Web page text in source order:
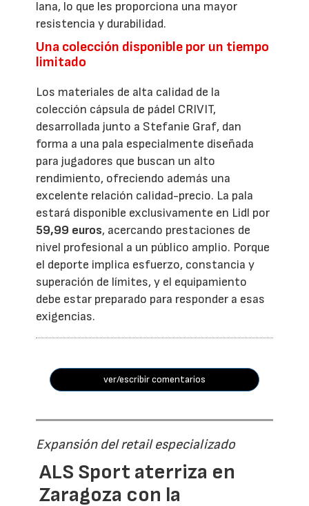
lana, lo que les proporciona una mayor
resistencia y durabilidad.
Una colección disponible por un tiempo
limitado
Los materiales de alta calidad de la
colección cápsula de pádel CRIVIT,
desarrollada junto a Stefanie Graf, dan
forma a una pala especialmente diseñada
para jugadores que buscan un alto
rendimiento, ofreciendo además una
excelente relación calidad-precio. La pala
estará disponible exclusivamente en Lidl por
59,99 euros, acercando prestaciones de
nivel profesional a un público amplio. Porque
el deporte implica esfuerzo, constancia y
superación de límites, y el equipamiento
debe estar preparado para responder a esas
exigencias.
ver/escribir comentarios
Expansión del retail especializado
ALS Sport aterriza en
Zaragoza con la